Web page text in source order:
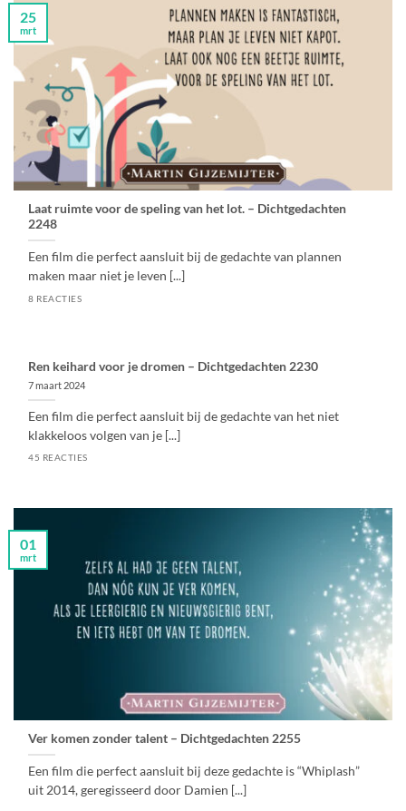
Laat ruimte voor de speling van het lot. – Dichtgedachten
2248
Een film die perfect aansluit bij de gedachte van plannen
maken maar niet je leven [...]
8 REACTIES
25
mrt
Ren keihard voor je dromen – Dichtgedachten 2230
7 maart 2024
Een film die perfect aansluit bij de gedachte van het niet
klakkeloos volgen van je [...]
45 REACTIES
Ver komen zonder talent – Dichtgedachten 2255
Een film die perfect aansluit bij deze gedachte is “Whiplash”
uit 2014, geregisseerd door Damien [...]
01
mrt